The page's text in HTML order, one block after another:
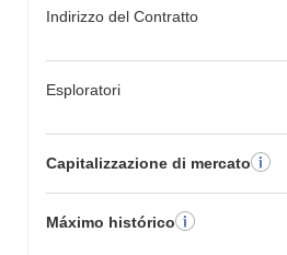
Indirizzo del Contratto
Esploratori
Capitalizzazione di mercato
Máximo histórico